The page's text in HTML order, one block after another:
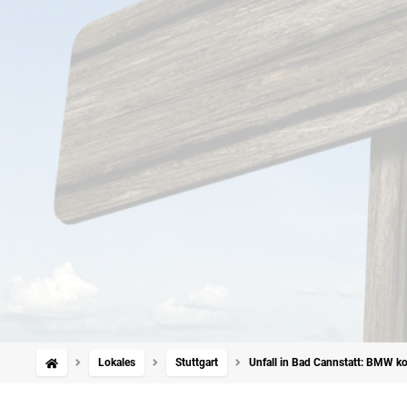
Lokales Stuttgart Unfall in Bad Cannstatt: BMW